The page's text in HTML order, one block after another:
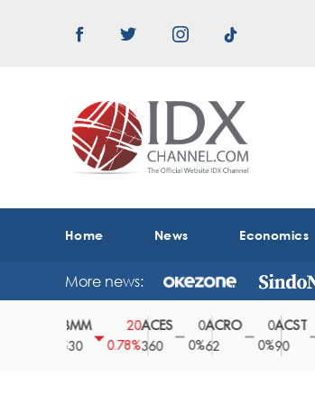
Home News Economics
More news:
0.78%
ACES
360
0
0%
ACRO
62
0
ACST
90
0